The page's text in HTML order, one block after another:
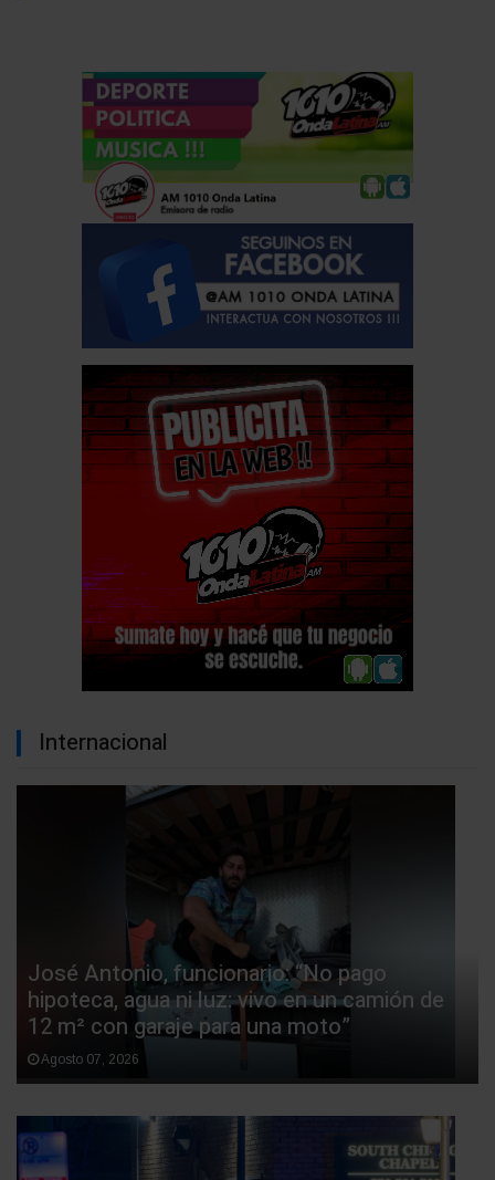
Internacional
José Antonio, funcionario: “No pago
hipoteca, agua ni luz: vivo en un camión de
12 m² con garaje para una moto”
Agosto 07, 2026